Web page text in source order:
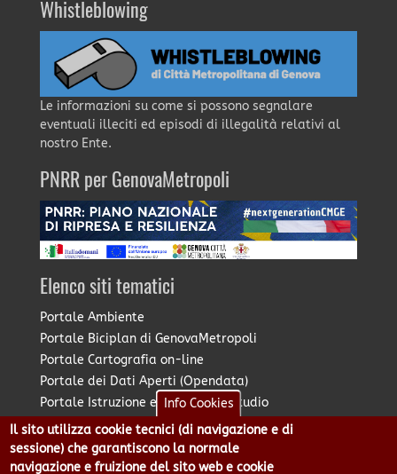
Whistleblowing
Le informazioni su come si possono segnalare
eventuali illeciti ed episodi di illegalità relativi al
nostro Ente.
PNRR per GenovaMetropoli
Elenco siti tematici
Portale Ambiente
Portale Biciplan di GenovaMetropoli
Portale Cartografia on-line
Portale dei Dati Aperti (Opendata)
Portale Istruzione e Diritto allo Studio
Portale Marketing Territoriale
Portale Piano Strategico Metropolitano
Portale PUMS di GenovaMetropoli
Info Cookies
Il sito utilizza cookie tecnici (di navigazione e di
sessione) che garantiscono la normale
navigazione e fruizione del sito web e cookie